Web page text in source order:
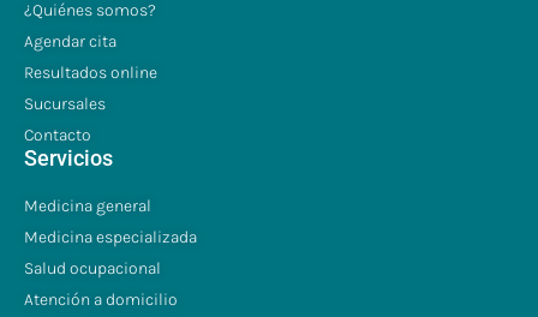
¿Quiénes somos?
Agendar cita
Resultados online
Sucursales
Contacto
Servicios
Medicina general
Medicina especializada
Salud ocupacional
Atención a domicilio